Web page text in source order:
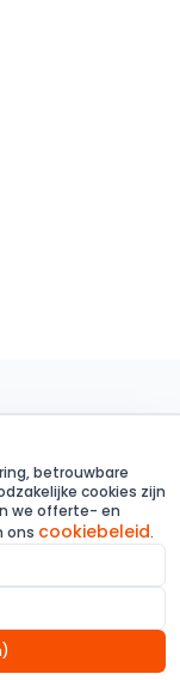
betrouwbare
cookies zijn
we offerte- en
ons cookiebeleid.
Zonnepanelen
Steenbergen